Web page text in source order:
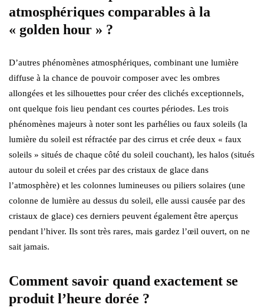
atmosphériques comparables à la
« golden hour » ?
D’autres phénomènes atmosphériques, combinant une lumière
diffuse à la chance de pouvoir composer avec les ombres
allongées et les silhouettes pour créer des clichés exceptionnels,
ont quelque fois lieu pendant ces courtes périodes. Les trois
phénomènes majeurs à noter sont les parhélies ou faux soleils (la
lumière du soleil est réfractée par des cirrus et crée deux « faux
soleils » situés de chaque côté du soleil couchant), les halos (situés
autour du soleil et crées par des cristaux de glace dans
l’atmosphère) et les colonnes lumineuses ou piliers solaires (une
colonne de lumière au dessus du soleil, elle aussi causée par des
cristaux de glace) ces derniers peuvent également être aperçus
pendant l’hiver. Ils sont très rares, mais gardez l’œil ouvert, on ne
sait jamais.
Comment savoir quand exactement se
produit l’heure dorée ?